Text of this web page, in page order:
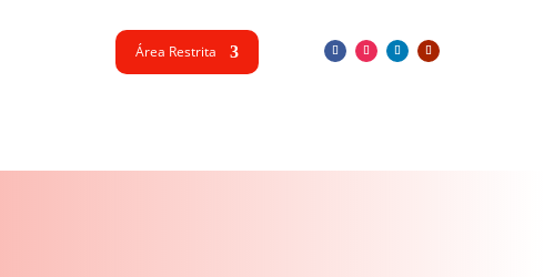
Área Restrita